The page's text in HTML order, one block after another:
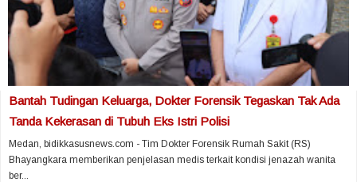
Bantah Tudingan Keluarga, Dokter Forensik Tegaskan Tak Ada
Tanda Kekerasan di Tubuh Eks Istri Polisi
Medan, bidikkasusnews.com - Tim Dokter Forensik Rumah Sakit (RS)
Bhayangkara memberikan penjelasan medis terkait kondisi jenazah wanita
ber...